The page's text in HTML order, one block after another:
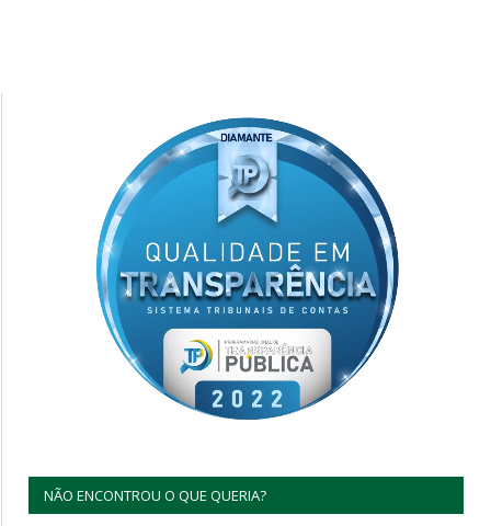
NÃO ENCONTROU O QUE QUERIA?